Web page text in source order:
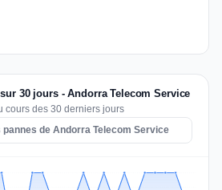
30 jours - Andorra Telecom Service
cours des 30 derniers jours
pannes de Andorra Telecom Service